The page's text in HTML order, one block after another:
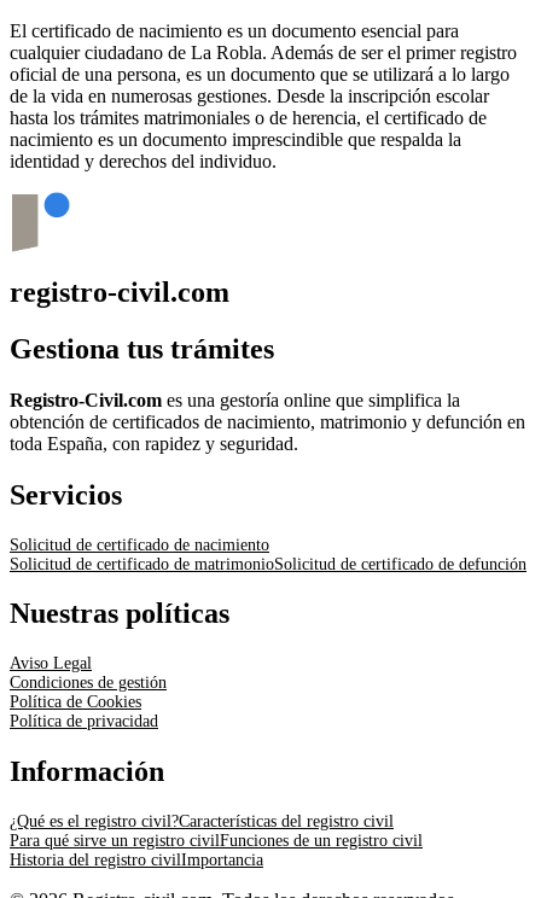
El certificado de nacimiento es un documento esencial para
cualquier ciudadano de La Robla. Además de ser el primer registro
oficial de una persona, es un documento que se utilizará a lo largo
de la vida en numerosas gestiones. Desde la inscripción escolar
hasta los trámites matrimoniales o de herencia, el certificado de
nacimiento es un documento imprescindible que respalda la
identidad y derechos del individuo.
registro-civil.com
Gestiona tus trámites
Registro-Civil.com es una gestoría online que simplifica la
obtención de certificados de nacimiento, matrimonio y defunción en
toda España, con rapidez y seguridad.
Servicios
Solicitud de certificado de nacimiento
Solicitud de certificado de matrimonioSolicitud de certificado de defunción
Nuestras políticas
Aviso Legal
Condiciones de gestión
Política de Cookies
Política de privacidad
Información
¿Qué es el registro civil?Características del registro civil
Para qué sirve un registro civilFunciones de un registro civil
Historia del registro civilImportancia